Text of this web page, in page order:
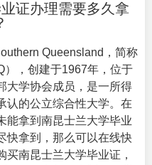
证办理需要多久拿
Queensland ，简称
），创建于1967年，位于
大学协会成员，是一所得
认的公立综合性大学。在
能拿到南昆士兰大学毕业
快拿到，那么可以在线快
南昆士兰大学毕业证，